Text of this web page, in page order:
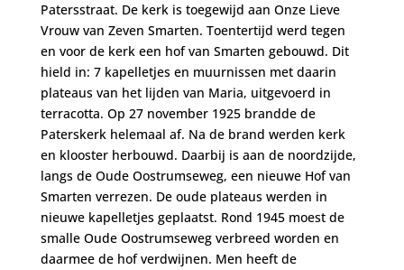
Patersstraat. De kerk is toegewijd aan Onze Lieve
Vrouw van Zeven Smarten. Toentertijd werd tegen
en voor de kerk een hof van Smarten gebouwd. Dit
hield in: 7 kapelletjes en muurnissen met daarin
plateaus van het lijden van Maria, uitgevoerd in
terracotta. Op 27 november 1925 brandde de
Paterskerk helemaal af. Na de brand werden kerk
en klooster herbouwd. Daarbij is aan de noordzijde,
langs de Oude Oostrumseweg, een nieuwe Hof van
Smarten verrezen. De oude plateaus werden in
nieuwe kapelletjes geplaatst. Rond 1945 moest de
smalle Oude Oostrumseweg verbreed worden en
daarmee de hof verdwijnen. Men heeft de